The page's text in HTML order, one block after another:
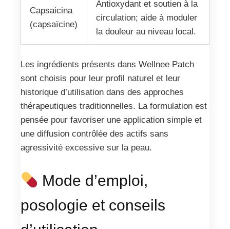
Capsaicina
(capsaïcine)
Antioxydant et soutien à la
circulation; aide à moduler
la douleur au niveau local.
Les ingrédients présents dans Wellnee Patch
sont choisis pour leur profil naturel et leur
historique d’utilisation dans des approches
thérapeutiques traditionnelles. La formulation est
pensée pour favoriser une application simple et
une diffusion contrôlée des actifs sans
agressivité excessive sur la peau.
Mode d’emploi,
posologie et conseils